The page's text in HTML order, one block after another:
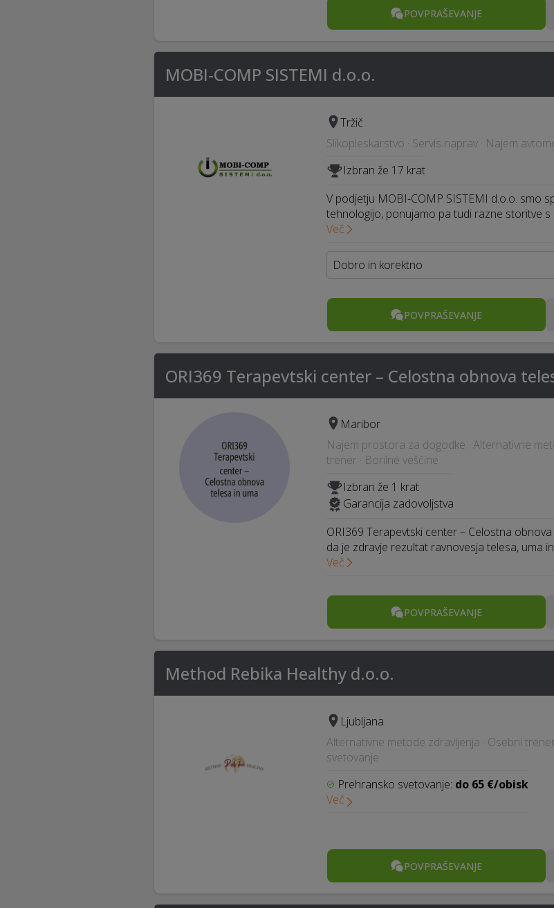
POVPRAŠEVANJE
MOBI-COMP SISTEMI d.o.o.
Tržič
Slikopleskarstvo · Servis naprav · Najem
Izbran že 17 krat
V podjetju MOBI-COMP SISTEMI d.o.o. smo
tehnologijo, ponujamo pa tudi razne storitve
Več
Dobro in korektno
POVPRAŠEVANJE
ORI369 Terapevtski center – Celostna obnova
Maribor
Najem prostora za dogodke · Alternativne
trener · Borilne veščine
Izbran že 1 krat
Garancija zadovoljstva
ORI369 Terapevtski center – Celostna
da je zdravje rezultat ravnovesja telesa, uma
Več
POVPRAŠEVANJE
Method Rebika Healthy d.o.o.
Ljubljana
Alternativne metode zdravljenja · Osebni
svetovanje
Prehransko svetovanje: do 65 €/obisk
Več
POVPRAŠEVANJE